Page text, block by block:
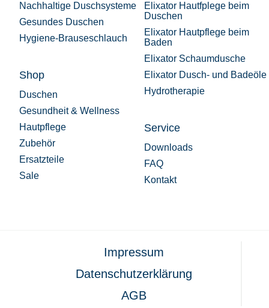
Nachhaltige Duschsysteme
Gesundes Duschen
Hygiene-Brauseschlauch
Shop
Duschen
Gesundheit & Wellness
Hautpflege
Zubehör
Ersatzteile
Sale
Elixator Hautfplege beim
Duschen
Elixator Hautpflege beim
Baden
Elixator Schaumdusche
Elixator Dusch- und Badeöle
Hydrotherapie
Service
Downloads
FAQ
Kontakt
Impressum
Datenschutzerklärung
AGB